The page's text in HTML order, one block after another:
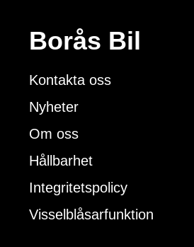
Borås Bil
Kontakta oss
Nyheter
Om oss
Hållbarhet
Integritetspolicy
Visselblåsarfunktion